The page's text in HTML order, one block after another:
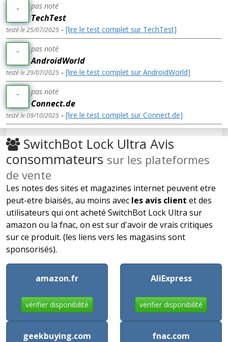
- pas noté
TechTest
testé le 25/07/2025 - [lire le test complet sur TechTest]
- pas noté
AndroidWorld
testé le 29/07/2025 - [lire le test complet sur AndroidWorld]
- pas noté
Connect.de
testé le 09/10/2025 - [lire le test complet sur Connect.de]
SwitchBot Lock Ultra Avis
consommateurs sur les plateformes
de vente
Les notes des sites et magazines internet peuvent etre
peut-etre biaisés, au moins avec les avis client et des
utilisateurs qui ont acheté SwitchBot Lock Ultra sur
amazon ou la fnac, on est sur d'avoir de vrais critiques
sur ce produit. (les liens vers les magasins sont
sponsorisés).
amazon.fr
vérifier disponibilité
AliExpress
vérifier disponibilité
geekbuying.com fnac.com